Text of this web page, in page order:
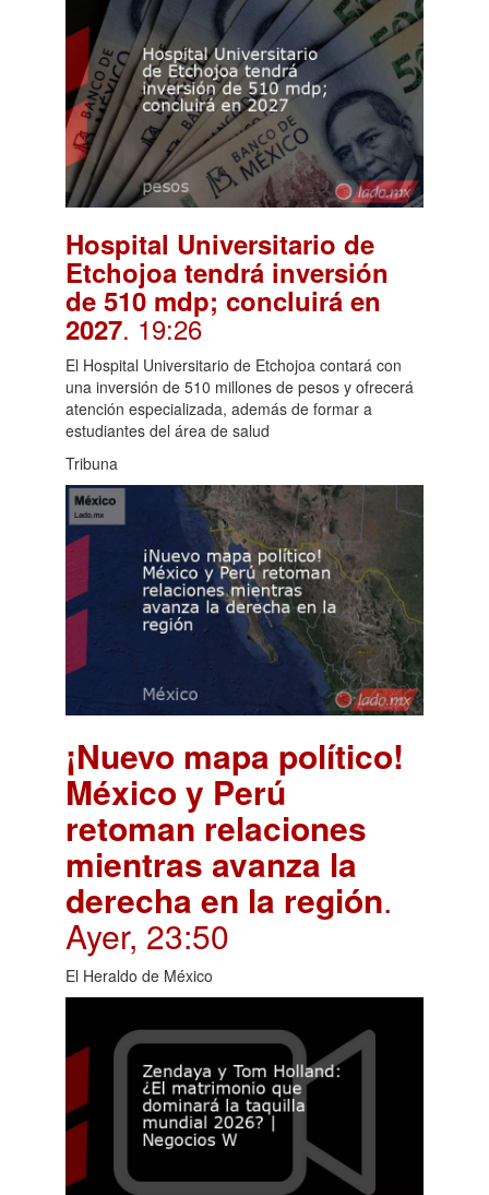
Hospital Universitario de
Etchojoa tendrá inversión
de 510 mdp; concluirá en
2027. 19:26
El Hospital Universitario de Etchojoa contará con
una inversión de 510 millones de pesos y ofrecerá
atención especializada, además de formar a
estudiantes del área de salud
Tribuna
¡Nuevo mapa político!
México y Perú
retoman relaciones
mientras avanza la
derecha en la región.
Ayer, 23:50
El Heraldo de México